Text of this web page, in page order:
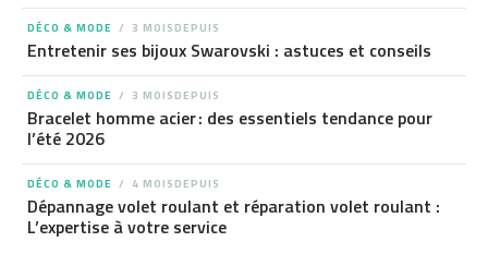
DÉCO & MODE 3 MOISDEPUIS
Entretenir ses bijoux Swarovski : astuces et conseils
DÉCO & MODE 3 MOISDEPUIS
Bracelet homme acier : des essentiels tendance pour
l’été 2026
DÉCO & MODE 4 MOISDEPUIS
Dépannage volet roulant et réparation volet roulant :
L’expertise à votre service